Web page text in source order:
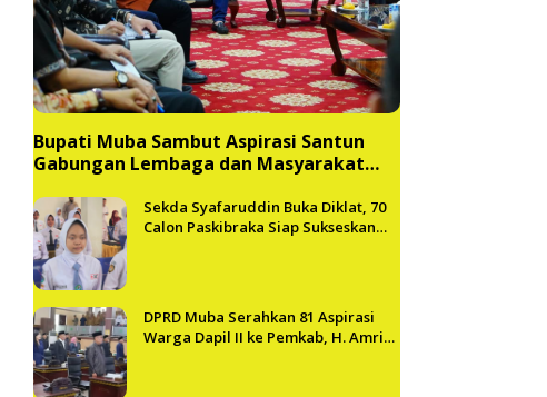
Bupati Muba Sambut Aspirasi Santun
Gabungan Lembaga dan Masyarakat
Sekda Syafaruddin Buka Diklat, 70
Calon Paskibraka Siap Sukseskan
DPRD Muba Serahkan 81 Aspirasi
Warga Dapil II ke Pemkab, H. Amri